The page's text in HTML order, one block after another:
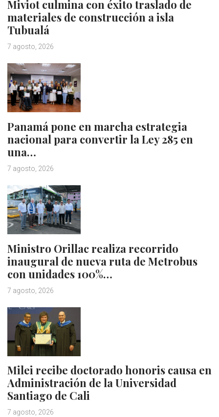
Miviot culmina con éxito traslado de
materiales de construcción a isla
Tubualá
7 agosto, 2026
Panamá pone en marcha estrategia
nacional para convertir la Ley 285 en
una…
7 agosto, 2026
Ministro Orillac realiza recorrido
inaugural de nueva ruta de Metrobus
con unidades 100%…
7 agosto, 2026
Milei recibe doctorado honoris causa en
Administración de la Universidad
Santiago de Cali
7 agosto, 2026